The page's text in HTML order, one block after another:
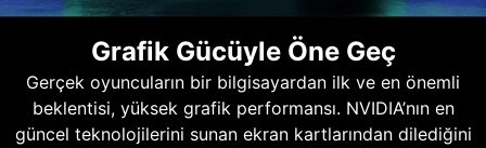
Grafik Gücüyle Öne Geç
Gerçek oyuncuların bir bilgisayardan ilk ve en önemli
beklentisi, yüksek grafik performansı. NVIDIA’nın en
güncel teknolojilerini sunan ekran kartlarından dilediğini